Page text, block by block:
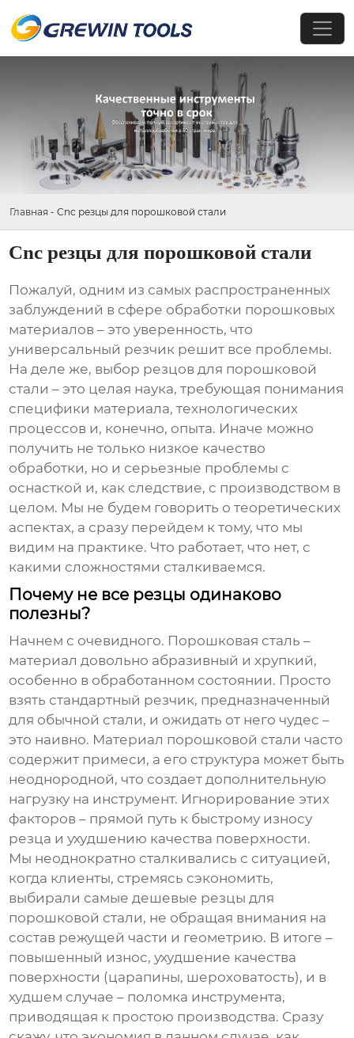
Главная - Cnc резцы для порошковой стали
Cnc резцы для порошковой стали
Пожалуй, одним из самых распространенных
заблуждений в сфере обработки порошковых
материалов – это уверенность, что
универсальный резчик решит все проблемы.
На деле же, выбор резцов для порошковой
стали – это целая наука, требующая понимания
специфики материала, технологических
процессов и, конечно, опыта. Иначе можно
получить не только низкое качество
обработки, но и серьезные проблемы с
оснасткой и, как следствие, с производством в
целом. Мы не будем говорить о теоретических
аспектах, а сразу перейдем к тому, что мы
видим на практике. Что работает, что нет, с
какими сложностями сталкиваемся.
Почему не все резцы одинаково
полезны?
Начнем с очевидного. Порошковая сталь –
материал довольно абразивный и хрупкий,
особенно в обработанном состоянии. Просто
взять стандартный резчик, предназначенный
для обычной стали, и ожидать от него чудес –
это наивно. Материал порошковой стали часто
содержит примеси, а его структура может быть
неоднородной, что создает дополнительную
нагрузку на инструмент. Игнорирование этих
факторов – прямой путь к быстрому износу
резца и ухудшению качества поверхности.
Мы неоднократно сталкивались с ситуацией,
когда клиенты, стремясь сэкономить,
выбирали самые дешевые резцы для
порошковой стали, не обращая внимания на
состав режущей части и геометрию. В итоге –
повышенный износ, ухудшение качества
поверхности (царапины, шероховатость), и в
худшем случае – поломка инструмента,
приводящая к простою производства. Сразу